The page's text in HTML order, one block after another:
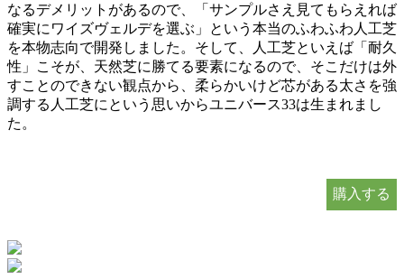
なるデメリットがあるので、「サンプルさえ見てもらえれば
確実にワイズヴェルデを選ぶ」という本当のふわふわ人工芝
を本物志向で開発しました。そして、人工芝といえば「耐久
性」こそが、天然芝に勝てる要素になるので、そこだけは外
すことのできない観点から、柔らかいけど芯がある太さを強
調する人工芝にという思いからユニバース33は生まれまし
た。
購入する